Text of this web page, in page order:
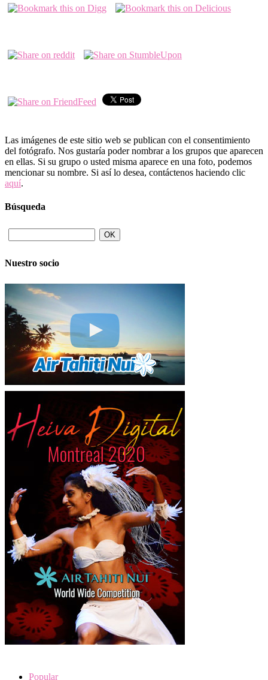
Las imágenes de este sitio web se publican con el consentimiento
del fotógrafo. Nos gustaría poder nombrar a los grupos que aparecen
en ellas. Si su grupo o usted misma aparece en una foto, podemos
mencionar su nombre. Si así lo desea, contáctenos haciendo clic
aquí.
Búsqueda
Nuestro socio
Popular